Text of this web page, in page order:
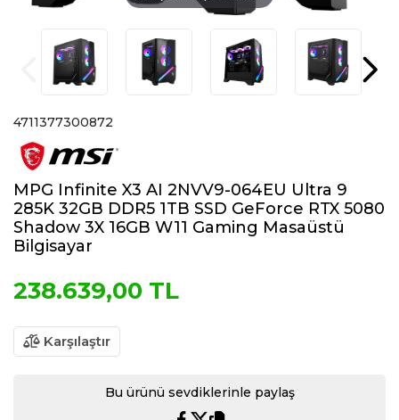
4711377300872
MPG Infinite X3 AI 2NVV9-064EU Ultra 9
285K 32GB DDR5 1TB SSD GeForce RTX 5080
Shadow 3X 16GB W11 Gaming Masaüstü
Bilgisayar
238.639,00 TL
Karşılaştır
Bu ürünü sevdiklerinle paylaş